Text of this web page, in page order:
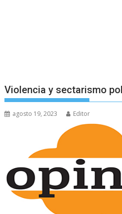
Violencia y sectarismo
agosto 19, 2023 Editor